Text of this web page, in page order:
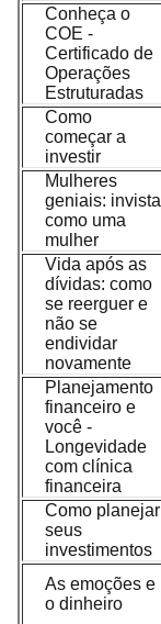
Conheça o
COE -
Certificado de
Operações
Estruturadas
Como
começar a
investir
Mulheres
geniais: invista
como uma
mulher
Vida após as
dívidas: como
se reerguer e
não se
endividar
novamente
Planejamento
financeiro e
você -
Longevidade
com clínica
financeira
Como planejar
seus
investimentos
As emoções e
o dinheiro